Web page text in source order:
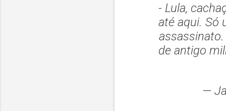
- Lula,
até aqui. Só
de antigo
—